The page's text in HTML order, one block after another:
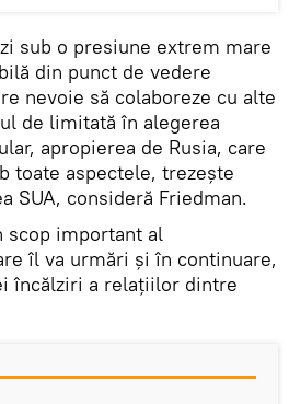
sub o presiune extrem mare
din punct de vedere
nevoie să colaboreze cu alte
de limitată în alegerea
apropierea de Rusia, care
toate aspectele, trezește
SUA, consideră Friedman.
scop important al
îl va urmări și în continuare,
încălziri a relațiilor dintre